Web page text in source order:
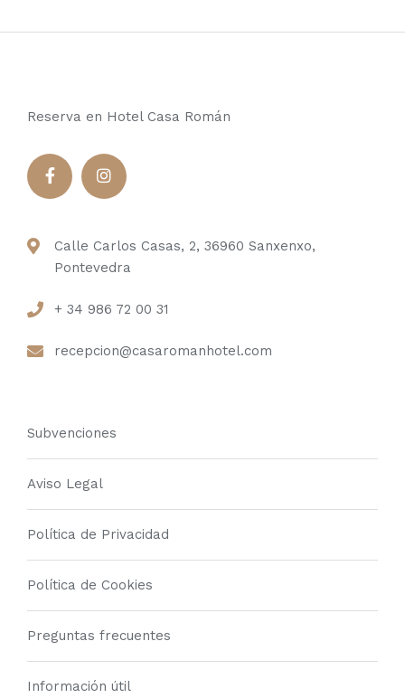
Reserva en Hotel Casa Román
Calle Carlos Casas, 2, 36960 Sanxenxo,
Pontevedra
+ 34 986 72 00 31
recepcion@casaromanhotel.com
Subvenciones
Aviso Legal
Política de Privacidad
Política de Cookies
Preguntas frecuentes
Información útil